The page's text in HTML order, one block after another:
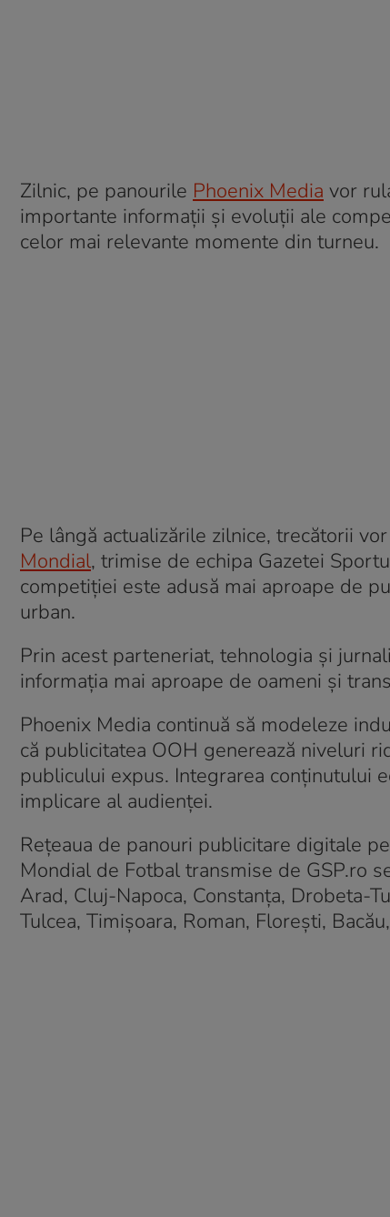
Zilnic, pe panourile Phoenix Media vor
importante informații și evoluții ale
celor mai relevante momente din turneu.
Pe lângă actualizările zilnice, trecătorii
Mondial, trimise de echipa Gazetei
competiției este adusă mai aproape de
urban.
Prin acest parteneriat, tehnologia și
informația mai aproape de oameni și
Phoenix Media continuă să modeleze
că publicitatea OOH generează niveluri
publicului expus. Integrarea conținutului
implicare al audienței.
Rețeaua de panouri publicitare digitale
Mondial de Fotbal transmise de GSP.ro
Arad, Cluj-Napoca, Constanța, Drobeta-
Tulcea, Timișoara, Roman, Florești,